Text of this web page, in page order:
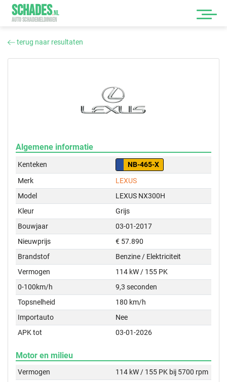
SCHADES.NL
AUTO SCHADEMELDINGEN
terug naar resultaten
Algemene informatie
Kenteken
NB-465-X
Merk
LEXUS
Model
LEXUS NX300H
Kleur
Grijs
Bouwjaar
03-01-2017
Nieuwprijs
€ 57.890
Brandstof
Benzine / Elektriciteit
Vermogen
114 kW / 155 PK
0-100km/h
9,3 seconden
Topsnelheid
180 km/h
Importauto
Nee
APK tot
03-01-2026
Motor en milieu
Vermogen
114 kW / 155 PK bij 5700 rpm